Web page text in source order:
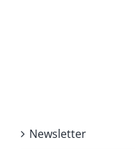
Newsletter